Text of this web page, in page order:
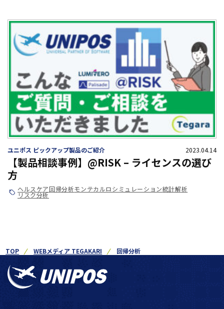
ユニポス ピックアップ製品のご紹介 2023.04.14
【製品相談事例】@RISK – ライセンスの選び
方
ヘルスケア回帰分析モンテカルロシミュレーション統計解析
リスク分析
TOP WEBメディア TEGAKARI 回帰分析